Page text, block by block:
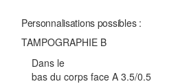
Personnalisations possibles :
TAMPOGRAPHIE B
Dans le
bas du corps face A 3.5/0.5